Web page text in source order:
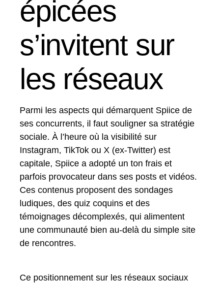
épicées
s’invitent sur
les réseaux
Parmi les aspects qui démarquent Spiice de
ses concurrents, il faut souligner sa stratégie
sociale. À l’heure où la visibilité sur
Instagram, TikTok ou X (ex-Twitter) est
capitale, Spiice a adopté un ton frais et
parfois provocateur dans ses posts et vidéos.
Ces contenus proposent des sondages
ludiques, des quiz coquins et des
témoignages décomplexés, qui alimentent
une communauté bien au-delà du simple site
de rencontres.
Ce positionnement sur les réseaux sociaux